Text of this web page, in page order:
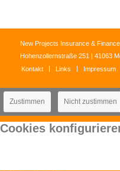
New Projects Insurance &
Hohenzollernstraße 251 | 41063
Kontakt
Links Impressum
Zustimmen Nicht zustimmen
Cookies